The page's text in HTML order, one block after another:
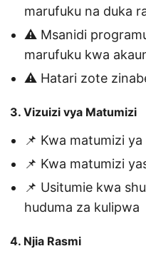
marufuku na duka
⚠️ Msanidi
marufuku kwa
⚠️ Hatari zote
3. Vizuizi vya Matumizi
📌 Kwa matumizi
📌 Kwa matumizi
📌 Usitumie kwa
huduma za kulipwa
4. Njia Rasmi